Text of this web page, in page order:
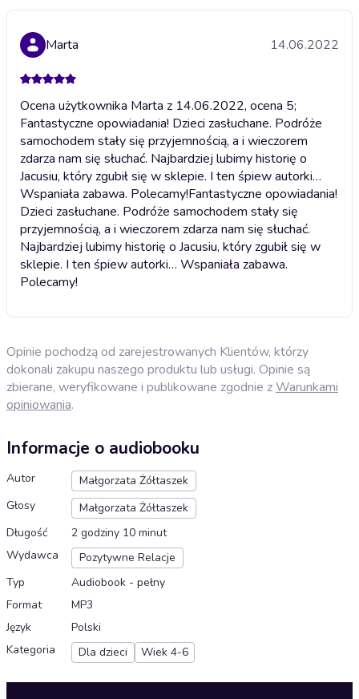
Marta 14.06.2022
Ocena użytkownika Marta z 14.06.2022, ocena 5;
Fantastyczne opowiadania! Dzieci zasłuchane. Podróże
samochodem stały się przyjemnością, a i wieczorem
zdarza nam się słuchać. Najbardziej lubimy historię o
Jacusiu, który zgubił się w sklepie. I ten śpiew autorki…
Wspaniała zabawa. Polecamy!Fantastyczne opowiadania!
Dzieci zasłuchane. Podróże samochodem stały się
przyjemnością, a i wieczorem zdarza nam się słuchać.
Najbardziej lubimy historię o Jacusiu, który zgubił się w
sklepie. I ten śpiew autorki… Wspaniała zabawa.
Polecamy!
Opinie pochodzą od zarejestrowanych Klientów, którzy
dokonali zakupu naszego produktu lub usługi. Opinie są
zbierane, weryfikowane i publikowane zgodnie zWarunkami
opiniowania.
Informacje o audiobooku
Autor
Małgorzata Żółtaszek
Głosy
Małgorzata Żółtaszek
Długość
2 godziny 10 minut
Wydawca
Pozytywne Relacje
Typ
Audiobook - pełny
Format
MP3
Język
Polski
Kategoria
Dla dzieci Wiek 4-6